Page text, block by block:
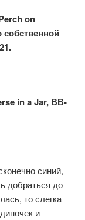
on
in a Jar, ВВ-
синий,
добраться до
то слегка
и